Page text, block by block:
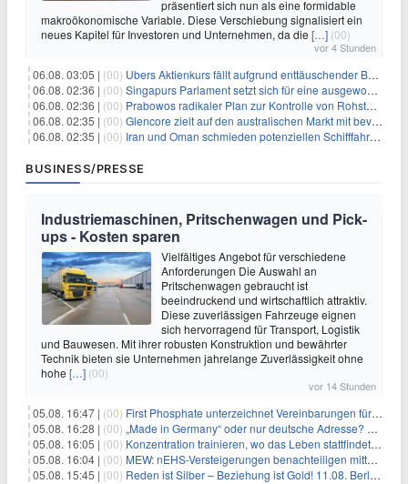
präsentiert sich nun als eine formidable
makroökonomische Variable. Diese Verschiebung signalisiert ein
neues Kapitel für Investoren und Unternehmen, da die […] (00)
vor 4 Stunden
06.08. 03:05 | (00) Ubers Aktienkurs fällt aufgrund enttäuschender Buchungsprognose
06.08. 02:36 | (00) Singapurs Parlament setzt sich für eine ausgewogene wirtschaftliche Zukunft ein
06.08. 02:36 | (00) Prabowos radikaler Plan zur Kontrolle von Rohstoffexporten steht vor konkurrierenden Visionen
06.08. 02:35 | (00) Glencore zielt auf den australischen Markt mit bevorstehendem Sekundärlisting
06.08. 02:35 | (00) Iran und Oman schmieden potenziellen Schifffahrtsvertrag im Hormuskanal
BUSINESS/PRESSE
Industriemaschinen, Pritschenwagen und Pick-
ups - Kosten sparen
Vielfältiges Angebot für verschiedene
Anforderungen Die Auswahl an
Pritschenwagen gebraucht ist
beeindruckend und wirtschaftlich attraktiv.
Diese zuverlässigen Fahrzeuge eignen
sich hervorragend für Transport, Logistik
und Bauwesen. Mit ihrer robusten Konstruktion und bewährter
Technik bieten sie Unternehmen jahrelange Zuverlässigkeit ohne
hohe […] (00)
vor 14 Stunden
05.08. 16:47 | (00) First Phosphate unterzeichnet Vereinbarungen für nicht zu refundierende Zuwendungen in Höhe von 4,84 Mio. $ von der kanadischen Regierung für Straßeninfrastruktur und Stromübertragungsleitungen
05.08. 16:28 | (00) „Made in Germany“ oder nur deutsche Adresse? So erkennen Sie, wo Ihre Leiterplatten wirklich gefertigt werden
05.08. 16:05 | (00) Konzentration trainieren, wo das Leben stattfindet: Mobile EEG-Technologie bringt Neurofeedback in den Alltag
05.08. 16:04 | (00) MEW: nEHS-Versteigerungen benachteiligen mittelständische Unternehmen
05.08. 15:45 | (00) Reden ist Silber – Beziehung ist Gold! 11.08. Berlin – 18:30 Uhr